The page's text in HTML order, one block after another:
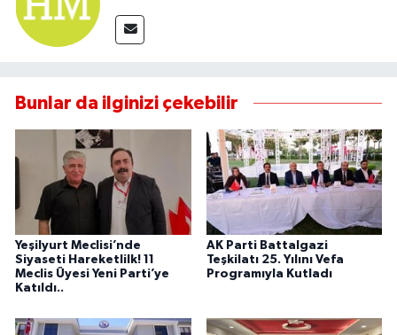
Bunlar da ilginizi çekebilir
Yeşilyurt Meclisi’nde
Siyaseti Hareketlilk! 11
Meclis Üyesi Yeni Parti’ye
Katıldı..
AK Parti Battalgazi
Teşkilatı 25. Yılını Vefa
Programıyla Kutladı